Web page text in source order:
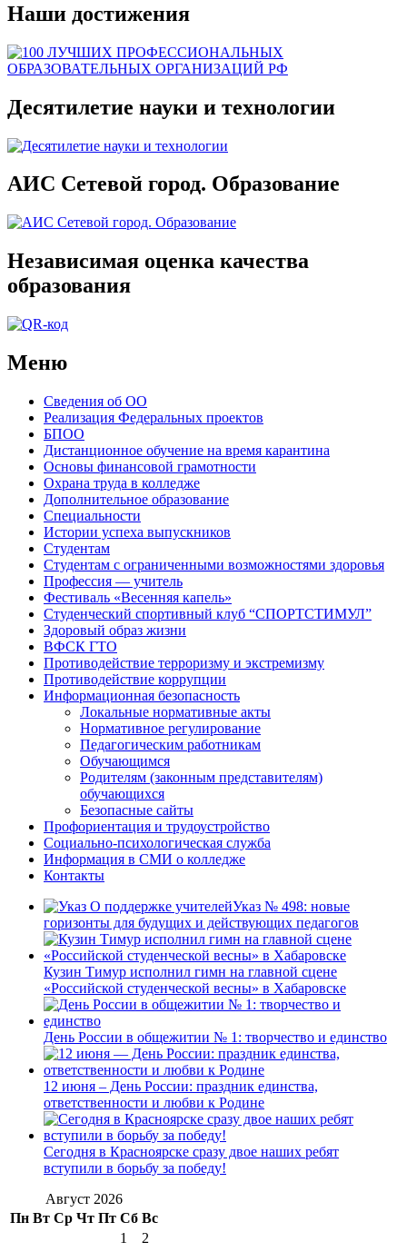
Наши достижения
Десятилетие науки и технологии
АИС Сетевой город. Образование
Независимая оценка качества
образования
Меню
Сведения об ОО
Реализация Федеральных проектов
БПОО
Дистанционное обучение на время карантина
Основы финансовой грамотности
Охрана труда в колледже
Дополнительное образование
Специальности
Истории успеха выпускников
Студентам
Студентам с ограниченными возможностями здоровья
Профессия — учитель
Фестиваль «Весенняя капель»
Студенческий спортивный клуб “СПОРТСТИМУЛ”
Здоровый образ жизни
ВФСК ГТО
Противодействие терроризму и экстремизму
Противодействие коррупции
Информационная безопасность
Локальные нормативные акты
Нормативное регулирование
Педагогическим работникам
Обучающимся
Родителям (законным представителям)
обучающихся
Безопасные сайты
Профориентация и трудоустройство
Социально-психологическая служба
Информация в СМИ о колледже
Контакты
Указ № 498: новые
горизонты для будущих и действующих педагогов
Кузин Тимур исполнил гимн на главной сцене
«Российской студенческой весны» в Хабаровске
День России в общежитии № 1: творчество и единство
12 июня – День России: праздник единства,
ответственности и любви к Родине
Сегодня в Красноярске сразу двое наших ребят
вступили в борьбу за победу!
Август 2026
Пн Вт Ср Чт Пт Сб Вс
1
2